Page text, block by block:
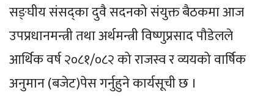
सङ्घीय संसद्का दुवै सदनको संयुक्त बैठकमा आज
उपप्रधानमन्त्री तथा अर्थमन्त्री विष्णुप्रसाद पौडेलले
आर्थिक वर्ष २०८१/०८२ को राजस्व र व्ययको वार्षिक
अनुमान (बजेट)पेस गर्नुहुने कार्यसूची छ ।